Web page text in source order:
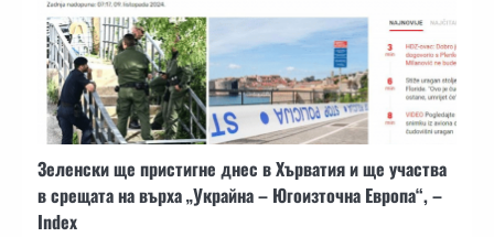
Зеленски ще пристигне днес в Хърватия и ще участва
в срещата на върха „Украйна – Югоизточна Европа“, –
Index